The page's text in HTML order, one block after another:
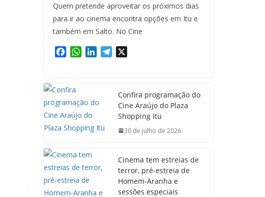
Quem pretende aproveitar os próximos dias
para ir ao cinema encontra opções em Itu e
também em Salto. No Cine
e
b
o
o
k
W
A
p
p
d
n
m
Confira programação do
Cine Araújo do Plaza
Shopping Itu
30 de julho de 2026
Cinema tem estreias de
terror, pré-estreia de
Homem-Aranha e
sessões especiais